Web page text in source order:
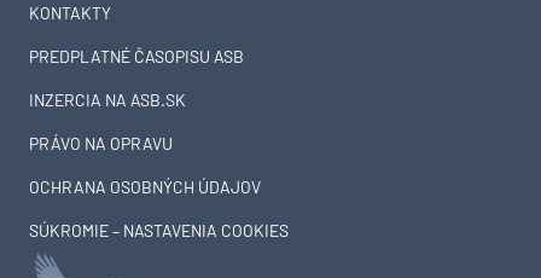
KONTAKTY
PREDPLATNÉ ČASOPISU ASB
INZERCIA NA ASB.SK
PRÁVO NA OPRAVU
OCHRANA OSOBNÝCH ÚDAJOV
SÚKROMIE – NASTAVENIA COOKIES